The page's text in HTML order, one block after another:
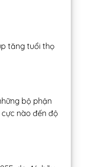
tăng tuổi thọ
bộ phận
nào đến độ